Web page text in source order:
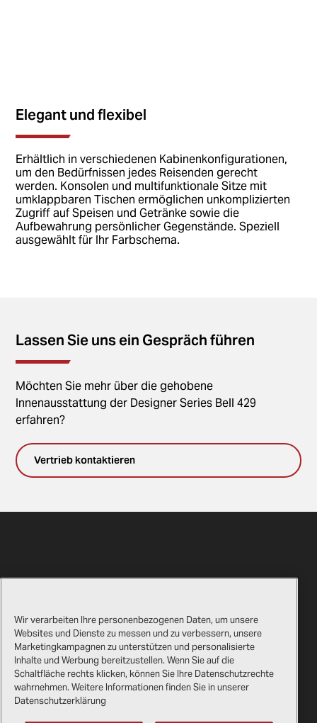
Elegant und flexibel
Erhältlich in verschiedenen Kabinenkonfigurationen,
um den Bedürfnissen jedes Reisenden gerecht
werden. Konsolen und multifunktionale Sitze mit
umklappbaren Tischen ermöglichen unkomplizierten
Zugriff auf Speisen und Getränke sowie die
Aufbewahrung persönlicher Gegenstände. Speziell
ausgewählt für Ihr Farbschema.
Lassen Sie uns ein Gespräch führen
Möchten Sie mehr über die gehobene
Innenausstattung der Designer Series Bell 429
erfahren?
Vertrieb kontaktieren
Kontakt
Bell-Geschenkshop
Lieferanten
Zertifikate
Rechtliches
Wir verarbeiten Ihre personenbezogenen Daten, um unsere
Websites und Dienste zu messen und zu verbessern, unsere
Marketingkampagnen zu unterstützen und personalisierte
Inhalte und Werbung bereitzustellen. Wenn Sie auf die
Schaltfläche rechts klicken, können Sie Ihre Datenschutzrechte
wahrnehmen. Weitere Informationen finden Sie in unserer
Datenschutzerklärung